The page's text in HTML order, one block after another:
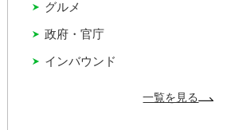
インバウンド
グルメ
政府・官庁
一覧を見る